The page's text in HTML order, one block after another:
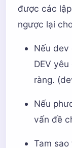
được các
ngược lại
Nếu dev
DEV
ràng.
Nếu
vấn đề
Tam